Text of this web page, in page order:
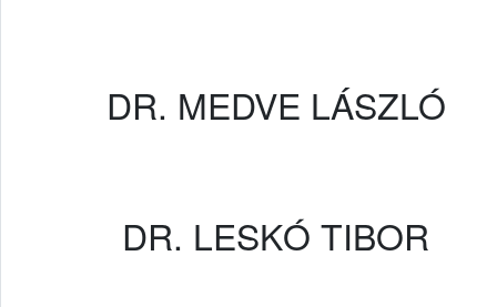
DR. MEDVE LÁSZLÓ
DR. LESKÓ TIBOR